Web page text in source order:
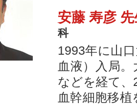
安藤 寿彦
科
1993年に山
血液）入局
などを経て、
血幹細胞移